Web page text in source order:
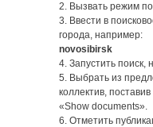
2. Вызвать режим
3. Ввести в
города, например:
novosibirsk
4. Запустить поиск,
5. Выбрать из
коллектив,
«Show documents».
6. Отметить